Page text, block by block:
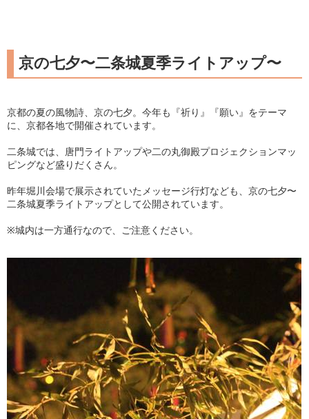
京の七夕〜二条城夏季ライトアップ〜
京都の夏の風物詩、京の七夕。今年も『祈り』『願い』をテーマ
に、京都各地で開催されています。
二条城では、唐門ライトアップや二の丸御殿プロジェクションマッ
ピングなど盛りだくさん。
昨年堀川会場で展示されていたメッセージ行灯なども、京の七夕〜
二条城夏季ライトアップとして公開されています。
※城内は一方通行なので、ご注意ください。